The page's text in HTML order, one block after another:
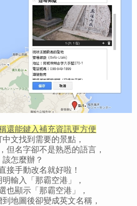
還能鍵入補充資訊更方便
文找到需要的景點，
但名字卻不是熟悉的語言，
該怎麼辦？
接手動改名就好啦！
輸入「那霸空港」，
也顯示「那霸空港」，
地圖後卻變成英文名稱，